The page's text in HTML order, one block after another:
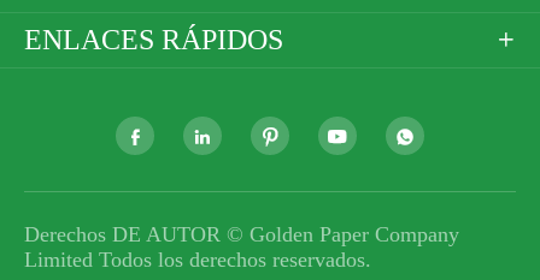
ENLACES RÁPIDOS 
    
Derechos DE AUTOR © Golden Paper Company
Limited Todos los derechos reservados.